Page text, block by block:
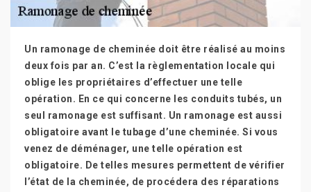
Un ramonage de cheminée doit être réalisé au moins
deux fois par an. C’est la règlementation locale qui
oblige les propriétaires d’effectuer une telle
opération. En ce qui concerne les conduits tubés, un
seul ramonage est suffisant. Un ramonage est aussi
obligatoire avant le tubage d’une cheminée. Si vous
venez de déménager, une telle opération est
obligatoire. De telles mesures permettent de vérifier
l’état de la cheminée, de procédera des réparations